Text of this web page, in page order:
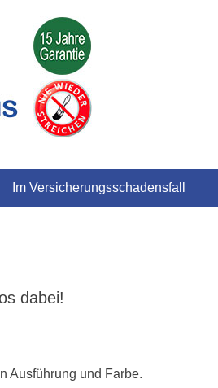
Im Versicherungsschadensfall
dabei!
Ausführung und Farbe.